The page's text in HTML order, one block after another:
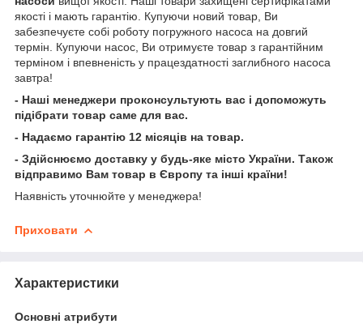
якості і мають гарантію. Купуючи новий товар, Ви
забезпечуєте собі роботу погружного насоса на довгий
термін. Купуючи насос, Ви отримуєте товар з гарантійним
терміном і впевненість у працездатності заглибного насоса
завтра!
- Наші менеджери проконсультують вас і допоможуть
підібрати товар саме для вас.
- Надаємо гарантію 12 місяців на товар.
- Здійснюємо доставку у будь-яке місто України. Також
відправимо Вам товар в Європу та інші країни!
Наявність уточнюйте у менеджера!
Приховати
Характеристики
Основні атрибути